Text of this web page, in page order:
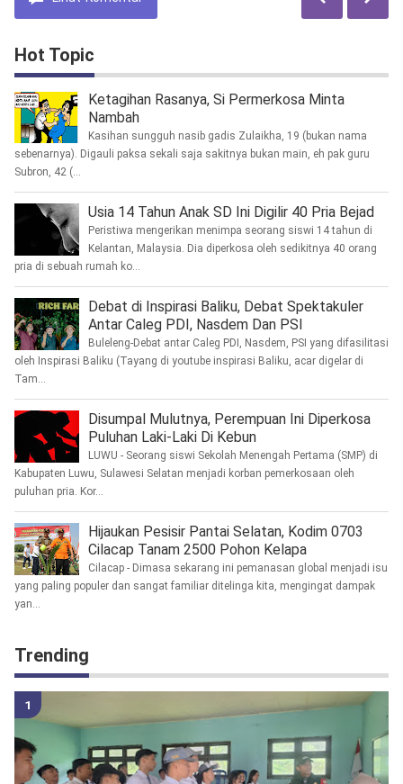
Hot Topic
Ketagihan Rasanya, Si Permerkosa Minta
Nambah
Kasihan sungguh nasib gadis Zulaikha, 19 (bukan nama
sebenarnya). Digauli paksa sekali saja sakitnya bukan main, eh pak guru
Subron, 42 (...
Usia 14 Tahun Anak SD Ini Digilir 40 Pria Bejad
Peristiwa mengerikan menimpa seorang siswi 14 tahun di
Kelantan, Malaysia. Dia diperkosa oleh sedikitnya 40 orang
pria di sebuah rumah ko...
Debat di Inspirasi Baliku, Debat Spektakuler
Antar Caleg PDI, Nasdem Dan PSI
Buleleng-Debat antar Caleg PDI, Nasdem, PSI yang difasilitasi
oleh Inspirasi Baliku (Tayang di youtube inspirasi Baliku, acar digelar di
Tam...
Disumpal Mulutnya, Perempuan Ini Diperkosa
Puluhan Laki-Laki Di Kebun
LUWU - Seorang siswi Sekolah Menengah Pertama (SMP) di
Kabupaten Luwu, Sulawesi Selatan menjadi korban pemerkosaan oleh
puluhan pria. Kor...
Hijaukan Pesisir Pantai Selatan, Kodim 0703
Cilacap Tanam 2500 Pohon Kelapa
Cilacap - Dimasa sekarang ini pemanasan global menjadi isu
yang paling populer dan sangat familiar ditelinga kita, mengingat dampak
yan...
Trending